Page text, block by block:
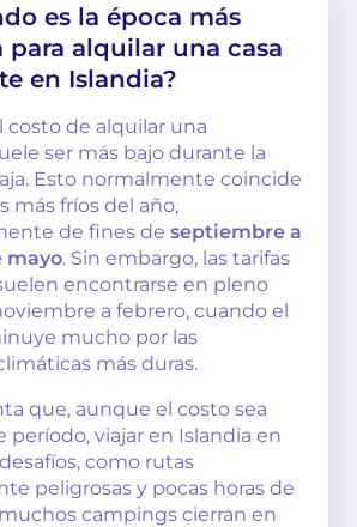
es la época más
para alquilar una casa
en Islandia?
costo de alquilar una
ser más bajo durante la
Esto normalmente coincide
más fríos del año,
de fines de septiembre a
mayo. Sin embargo, las tarifas
encontrarse en pleno
a febrero, cuando el
mucho por las
más duras.
que, aunque el costo sea
período, viajar en Islandia en
como rutas
peligrosas y pocas horas de
campings cierran en